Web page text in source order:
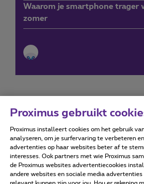
Waarom je smartphone trager
zomer
Forumvoorwaarden
Proximus gebruikt
Proximus installeert cookies om het gebruik
analyseren, om je surfervaring te verbeteren
advertenties op haar websites beter af te
interesses. Ook partners met wie Proximus
de Proximus websites advertentiecookies
andere websites en sociale media